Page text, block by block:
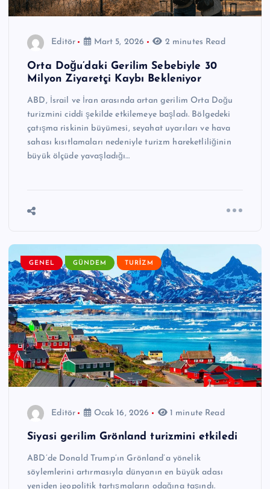
Editör Mart 5, 2026 2 minutes Read
Orta Doğu’daki Gerilim Sebebiyle 30
Milyon Ziyaretçi Kaybı Bekleniyor
ABD, İsrail ve İran arasında artan gerilim Orta Doğu
turizmini ciddi şekilde etkilemeye başladı. Bölgedeki
çatışma riskinin büyümesi, seyahat uyarıları ve hava
sahası kısıtlamaları nedeniyle turizm hareketliliğinin
büyük ölçüde yavaşladığı…
GENEL GÜNDEM TURIZM
Editör Ocak 16, 2026 1 minute Read
Siyasi gerilim Grönland turizmini etkiledi
ABD’de Donald Trump’ın Grönland’a yönelik
söylemlerini artırmasıyla dünyanın en büyük adası
yeniden jeopolitik tartışmaların odağına taşındı.